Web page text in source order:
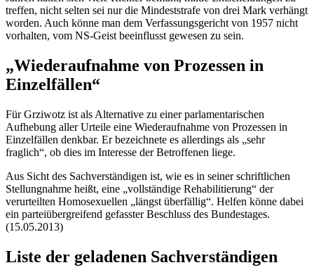
treffen, nicht selten sei nur die Mindeststrafe von drei Mark verhängt
worden. Auch könne man dem Verfassungsgericht von 1957 nicht
vorhalten, vom NS-Geist beeinflusst gewesen zu sein.
„Wiederaufnahme von Prozessen in
Einzelfällen“
Für Grziwotz ist als Alternative zu einer parlamentarischen
Aufhebung aller Urteile eine Wiederaufnahme von Prozessen in
Einzelfällen denkbar. Er bezeichnete es allerdings als „sehr
fraglich“, ob dies im Interesse der Betroffenen liege.
Aus Sicht des Sachverständigen ist, wie es in seiner schriftlichen
Stellungnahme heißt, eine „vollständige Rehabilitierung“ der
verurteilten Homosexuellen „längst überfällig“. Helfen könne dabei
ein parteiübergreifend gefasster Beschluss des Bundestages.
(15.05.2013)
Liste der geladenen Sachverständigen